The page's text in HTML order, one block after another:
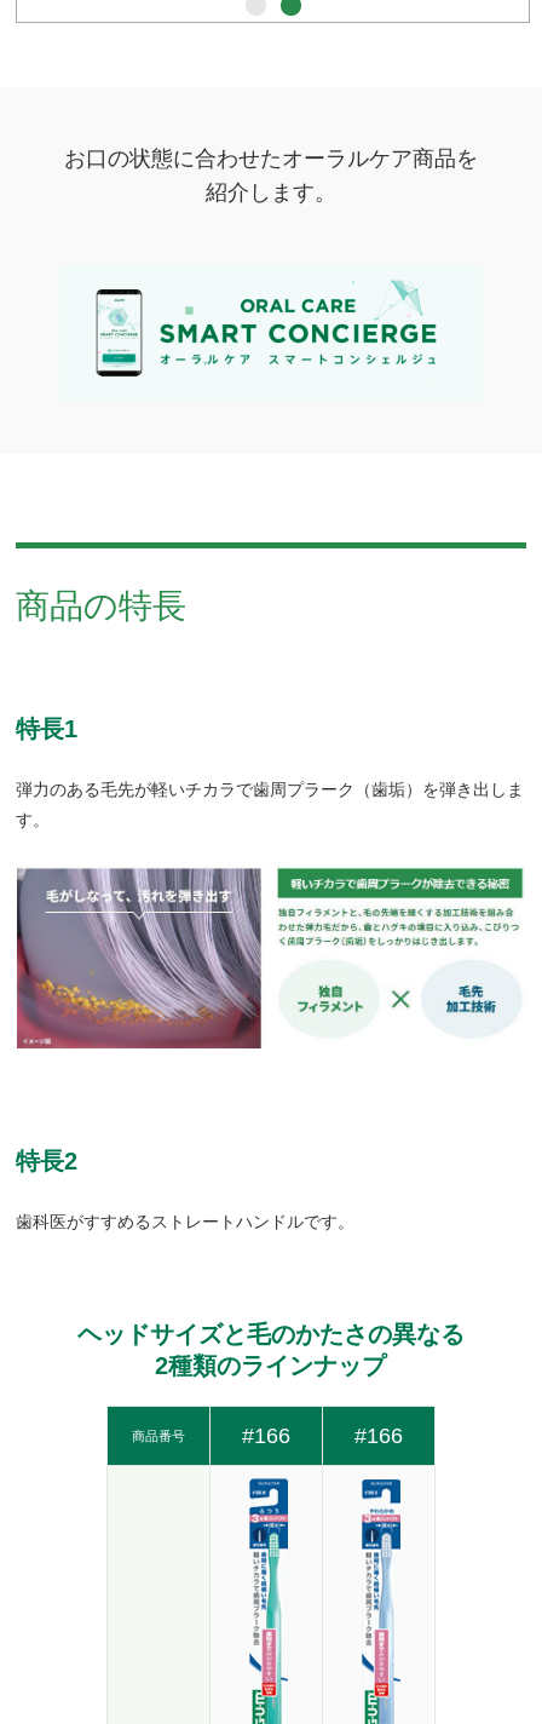
お口の状態に合わせたオーラルケア商品を
紹介します。
商品の特長
特長1
弾力のある毛先が軽いチカラで歯周プラーク（歯垢）を弾き出しま
す。
特長2
歯科医がすすめるストレートハンドルです。
ヘッドサイズと毛のかたさの異なる
2種類のラインナップ
商品番号 #166 #166